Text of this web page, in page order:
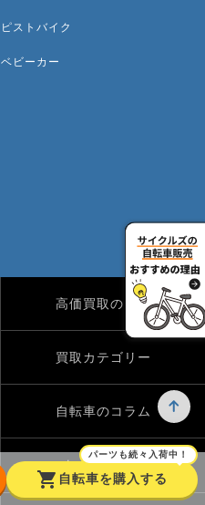
shopping_cart
パーツも続々入荷中！
自転車を購入する
ピストバイク
ベビーカー
高価買取のワケ
買取カテゴリー
自転車のコラム
よくある質問